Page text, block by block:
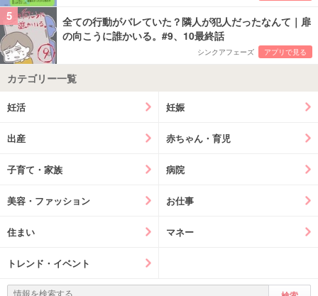
5
全ての行動がバレていた？隣人が犯人だったなんて｜扉
の向こうに誰かいる。#9、10最終話
シンクアフェーズ アプリで見る
カテゴリー一覧
妊活 妊娠
出産 赤ちゃん・育児
子育て・家族 病院
美容・ファッション お仕事
住まい マネー
トレンド・イベント